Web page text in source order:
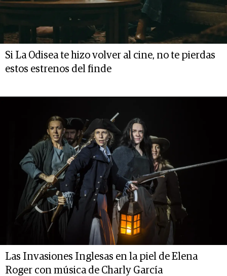
Si La Odisea te hizo volver al cine, no te pierdas
estos estrenos del finde
Las Invasiones Inglesas en la piel de Elena
Roger con música de Charly García